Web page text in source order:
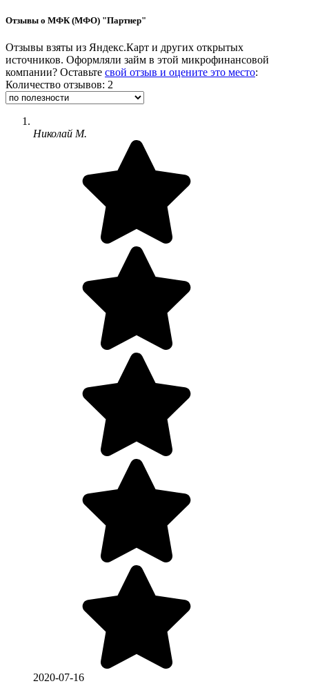
Отзывы о МФК (МФО) "Партнер"
Отзывы взяты из Яндекс.Карт и других открытых
источников. Оформляли займ в этой микрофинансовой
компании? Оставьте свой отзыв и оцените это место:
Количество отзывов: 2
Николай М.
2020-07-16